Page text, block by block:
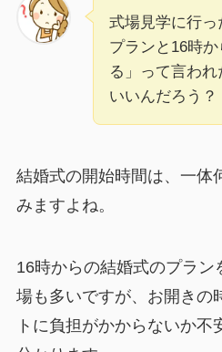
式場見学に行
プランと16時
る」って言わ
いいんだろう？
結婚式の開始時間は、一体
みますよね。
16時からの結婚式のプラン
場も多いですが、お開きの
トに負担がかからないか不